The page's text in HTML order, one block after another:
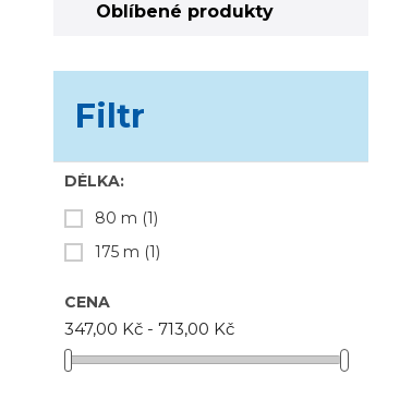
Oblíbené produkty
Filtr
DÉLKA:
80 m (1)
175 m (1)
CENA
347,00 Kč - 713,00 Kč